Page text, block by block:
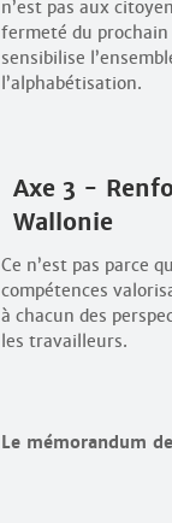
n’est pas aux
fermeté du prochain
sensibilise
l’alphabétisation.
Axe 3 -
Wallonie
Ce n’est pas parce
compétences
à chacun des
les travailleurs.
Le mémorandum